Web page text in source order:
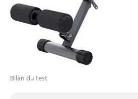
Bilan du test